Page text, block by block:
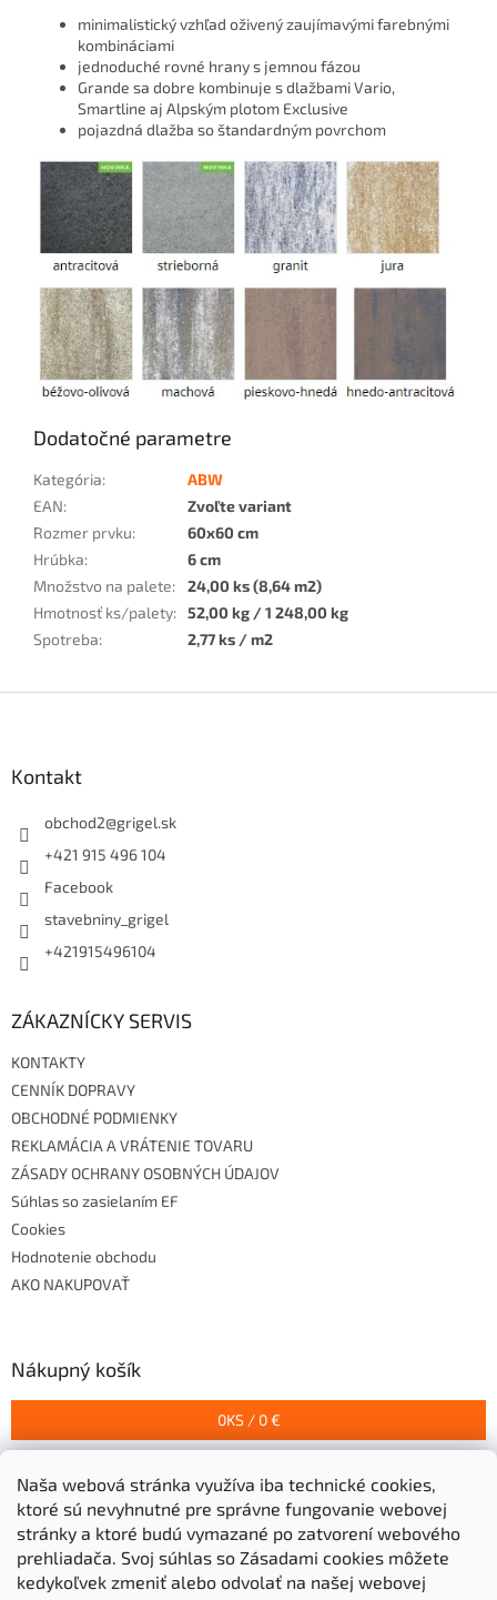
Naša webová stránka využíva iba technické cookies,
ktoré sú nevyhnutné pre správne fungovanie webovej
stránky a ktoré budú vymazané po zatvorení webového
prehliadača. Svoj súhlas so Zásadami cookies môžete
kedykoľvek zmeniť alebo odvolať na našej webovej
minimalistický vzhľad oživený zaujímavými farebnými
kombináciami
jednoduché rovné hrany s jemnou fázou
Grande sa dobre kombinuje s dlažbami Vario,
Smartline aj Alpským plotom Exclusive
pojazdná dlažba so štandardným povrchom
Dodatočné parametre
Kategória:
ABW
EAN:
Zvoľte variant
Rozmer prvku:
60x60 cm
Hrúbka:
6 cm
Množstvo na palete:
24,00 ks (8,64 m2)
Hmotnosť ks/palety: 52,00 kg / 1 248,00 kg
Spotreba: 2,77 ks / m2
Kontakt
obchod2@grigel.sk
+421 915 496 104
Facebook
stavebniny_grigel
+421915496104
ZÁKAZNÍCKY SERVIS
KONTAKTY
CENNÍK DOPRAVY
OBCHODNÉ PODMIENKY
REKLAMÁCIA A VRÁTENIE TOVARU
ZÁSADY OCHRANY OSOBNÝCH ÚDAJOV
Súhlas so zasielaním EF
Cookies
Hodnotenie obchodu
AKO NAKUPOVAŤ
Nákupný košík
0KS / 0 €
Prijímame online platby